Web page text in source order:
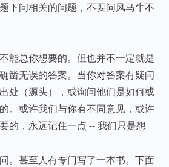
下问相关的问题，不要问风马牛不
能总你想要的。但也并不一定就是
凿无误的答案。当你对答案有疑问
处（源头），或询问他们是如何或
。或许我们与你有不同意见，或许
的，永远记住一点 -- 我们只是想
。甚至人有专门写了一本书。下面